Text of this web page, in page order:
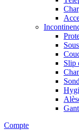
Slip
Compte